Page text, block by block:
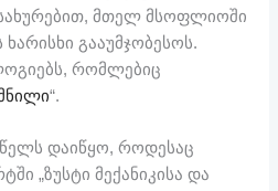
მთელ მსოფლიოში
ხარისხი გააუმჯობესოს.
რომლებიც
“.
წელს დაიწყო, როდესაც
„ზუსტი მექანიკისა და